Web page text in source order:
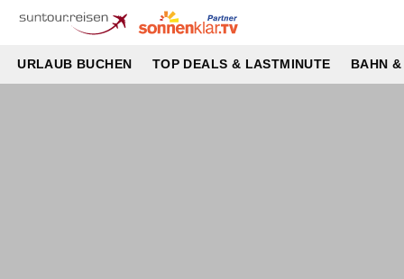
URLAUB BUCHEN TOP DEALS & LASTMINUTE BAHN